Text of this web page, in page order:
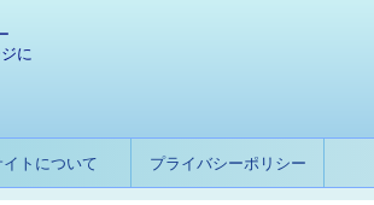
に
イトについて プライバシーポリシー